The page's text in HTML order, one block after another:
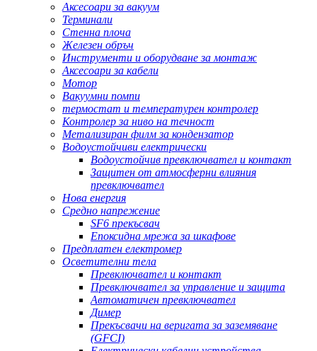
Аксесоари за вакуум
Терминали
Стенна плоча
Железен обръч
Инструменти и оборудване за монтаж
Аксесоари за кабели
Мотор
Вакуумни помпи
термостат и температурен контролер
Контролер за ниво на течност
Метализиран филм за кондензатор
Водоустойчиви електрически
Водоустойчив превключвател и контакт
Защитен от атмосферни влияния
превключвател
Нова енергия
Средно напрежение
SF6 прекъсвач
Епоксидна мрежа за шкафове
Предплатен електромер
Осветителни тела
Превключвател и контакт
Превключвател за управление и защита
Автоматичен превключвател
Димер
Прекъсвачи на веригата за заземяване
(GFCI)